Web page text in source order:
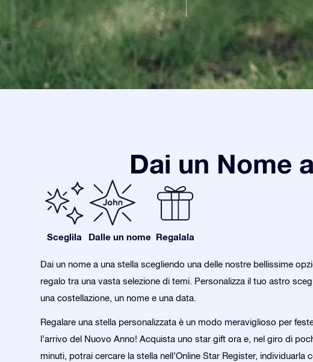
Dai un Nome
Sceglila Dalle un nome Regalala
Dai un nome a una stella scegliendo una delle nostre bellissime
regalo tra una vasta selezione di temi. Personalizza il tuo astro
una costellazione, un nome e una data.
Regalare una stella personalizzata è un modo meraviglioso per
l’arrivo del Nuovo Anno! Acquista uno star gift ora e, nel giro di
minuti, potrai cercare la stella nell’Online Star Register, individuarla